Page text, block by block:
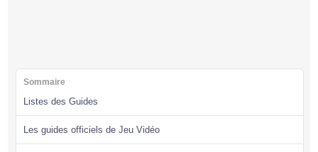
Sommaire
Listes des Guides
Les guides officiels de Jeu Vidéo